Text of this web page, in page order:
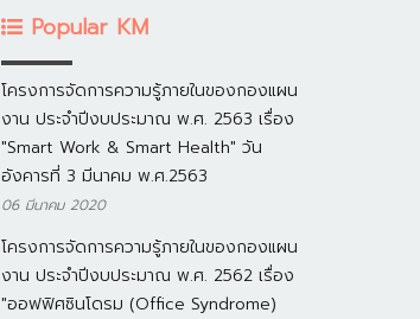
Popular KM
โครงการจัดการความรู้ภายในของกองแผน
งาน ประจำปีงบประมาณ พ.ศ. 2563 เรื่อง
"Smart Work & Smart Health" วัน
อังคารที่ 3 มีนาคม พ.ศ.2563
06 มีนาคม 2020
โครงการจัดการความรู้ภายในของกองแผน
งาน ประจำปีงบประมาณ พ.ศ. 2562 เรื่อง
"ออฟฟิศซินโดรม (Office Syndrome)